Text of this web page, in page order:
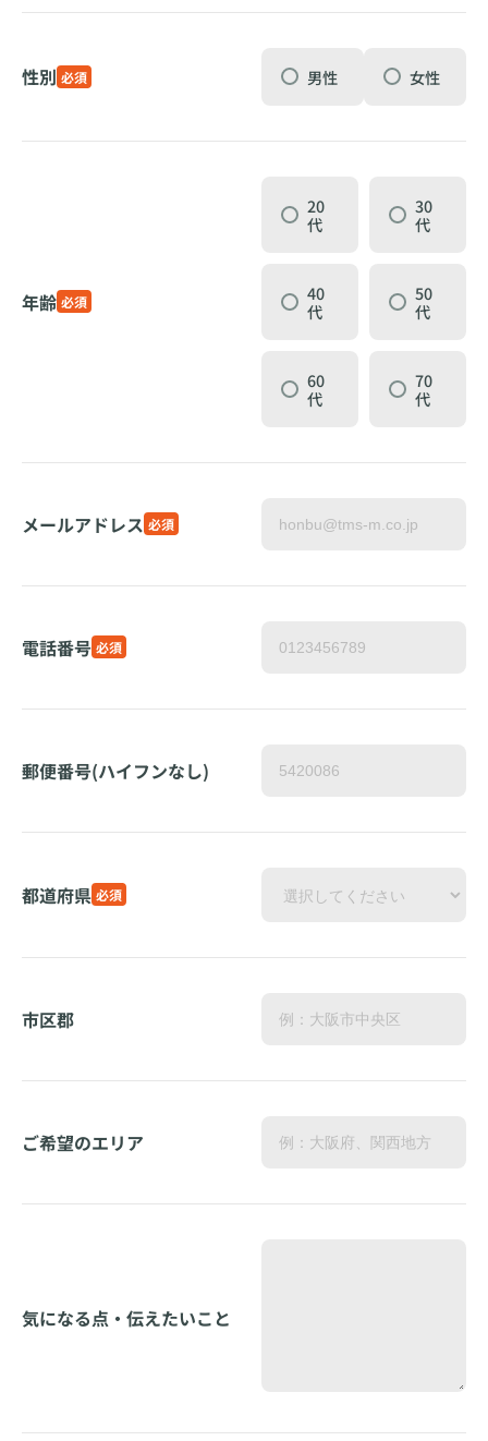
性別 必須 男性 女性
年齢 必須
20
代
30
代
40
代
50
代
60
代
70
代
メールアドレス 必須
電話番号 必須
郵便番号(ハイフンなし)
都道府県 必須
市区郡
ご希望のエリア
気になる点・伝えたいこと